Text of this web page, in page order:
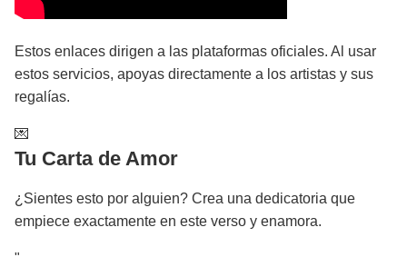
Estos enlaces dirigen a las plataformas oficiales. Al usar
estos servicios, apoyas directamente a los artistas y sus
regalías.
💌
Tu Carta de Amor
¿Sientes esto por alguien? Crea una dedicatoria que
empiece exactamente en este verso y enamora.
"